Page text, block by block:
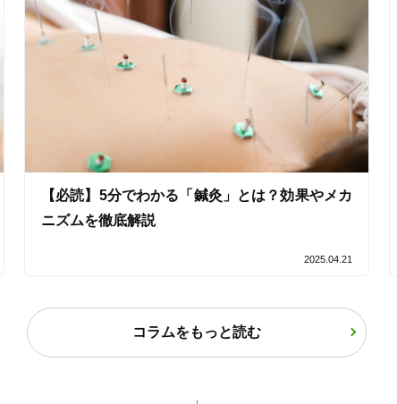
バリアフリー 個室完備
オンラインサポートあり 丁寧な説明
カルテ共有
使い捨て鍼使用 トライアルコースあり
「健康にはりを見た」
【必読】5分でわかる「鍼灸」とは？効果やメカ
ニズムを徹底解説
2025.04.21
コラムをもっと読む